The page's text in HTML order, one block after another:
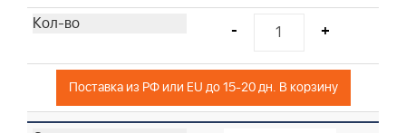
Husqvarna
Husqvarna
997240
19598
19069
-
+
Поставка из РФ или EU до 15-20 дн. В корзину